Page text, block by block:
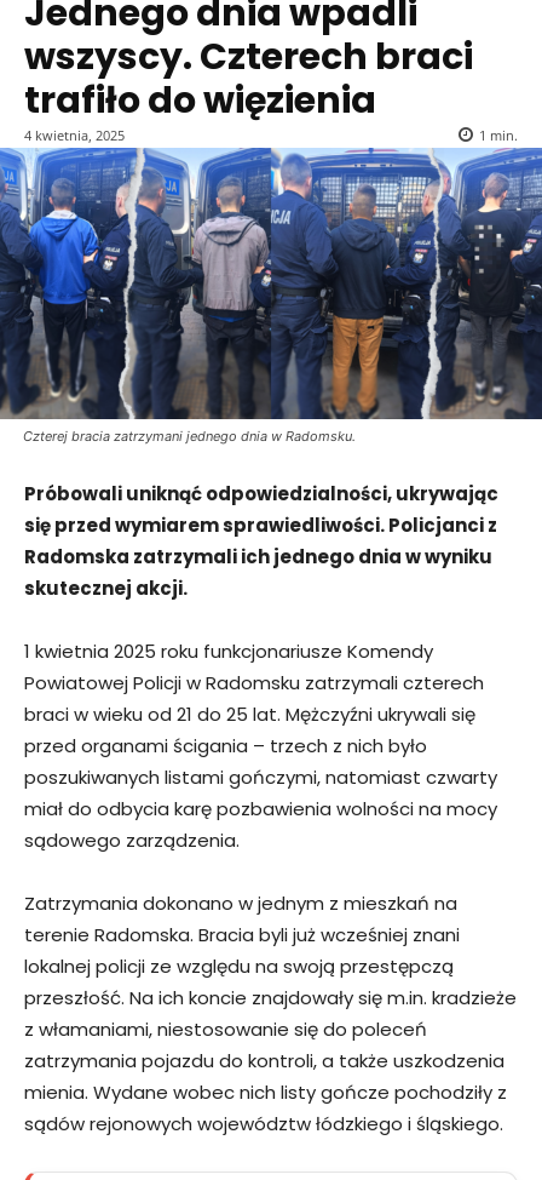
Jednego dnia wpadli
wszyscy. Czterech braci
trafiło do więzienia
4 kwietnia, 2025 1 min.
Czterej bracia zatrzymani jednego dnia w Radomsku.
Próbowali uniknąć odpowiedzialności, ukrywając
się przed wymiarem sprawiedliwości. Policjanci z
Radomska zatrzymali ich jednego dnia w wyniku
skutecznej akcji.
1 kwietnia 2025 roku funkcjonariusze Komendy
Powiatowej Policji w Radomsku zatrzymali czterech
braci w wieku od 21 do 25 lat. Mężczyźni ukrywali się
przed organami ścigania – trzech z nich było
poszukiwanych listami gończymi, natomiast czwarty
miał do odbycia karę pozbawienia wolności na mocy
sądowego zarządzenia.
Zatrzymania dokonano w jednym z mieszkań na
terenie Radomska. Bracia byli już wcześniej znani
lokalnej policji ze względu na swoją przestępczą
przeszłość. Na ich koncie znajdowały się m.in. kradzieże
z włamaniami, niestosowanie się do poleceń
zatrzymania pojazdu do kontroli, a także uszkodzenia
mienia. Wydane wobec nich listy gończe pochodziły z
sądów rejonowych województw łódzkiego i śląskiego.